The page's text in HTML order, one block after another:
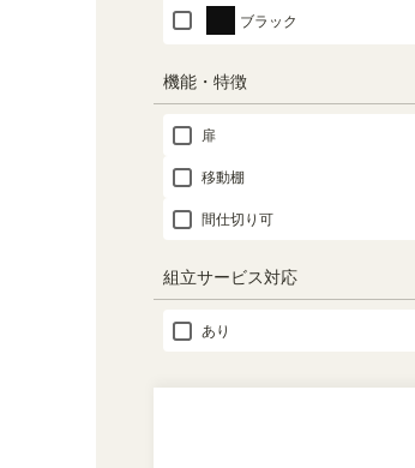
ブラック
機能・特徴
扉
移動棚
間仕切り可
組立サービス対応
あり